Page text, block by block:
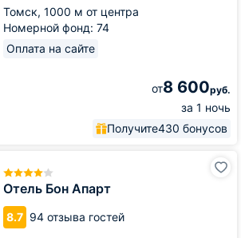
Томск, 1000 м от центра
Номерной фонд: 74
Оплата на сайте
от8 600руб.
за 1 ночь
Получите430 бонусов
Отель Бон Апарт
8.7 94 отзыва гостей